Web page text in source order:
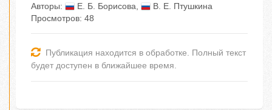
Авторы:
Е. Б. Борисова
В. Е. Птушкина
Просмотров: 48
Публикация находится в обработке. Полный текст
будет доступен в ближайшее время.